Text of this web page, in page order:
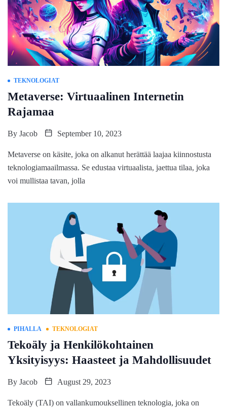
TEKNOLOGIAT
Metaverse: Virtuaalinen Internetin
Rajamaa
By Jacob September 10, 2023
Metaverse on käsite, joka on alkanut herättää laajaa kiinnostusta
teknologiamaailmassa. Se edustaa virtuaalista, jaettua tilaa, joka
voi mullistaa tavan, jolla
PIHALLA TEKNOLOGIAT
Tekoäly ja Henkilökohtainen
Yksityisyys: Haasteet ja Mahdollisuudet
By Jacob August 29, 2023
Tekoäly (TAI) on vallankumouksellinen teknologia, joka on